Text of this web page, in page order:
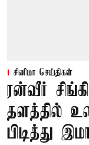
சினிமா செய்திகள்
ரன்வீர்
தளத்தில்
பிடித்து